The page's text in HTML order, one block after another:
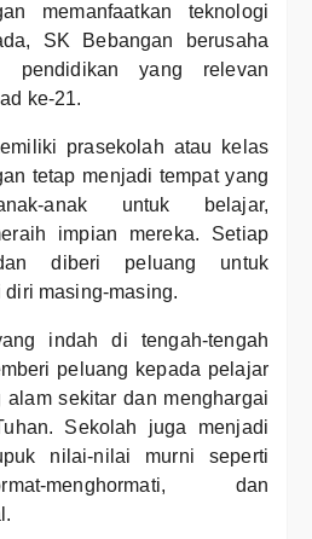
memanfaatkan teknologi
SK Bebangan berusaha
pendidikan yang relevan
ke-21.
prasekolah atau kelas
tetap menjadi tempat yang
anak untuk belajar,
impian mereka. Setiap
diberi peluang untuk
masing-masing.
indah di tengah-tengah
peluang kepada pelajar
alam sekitar dan menghargai
Sekolah juga menjadi
nilai-nilai murni seperti
menghormati, dan